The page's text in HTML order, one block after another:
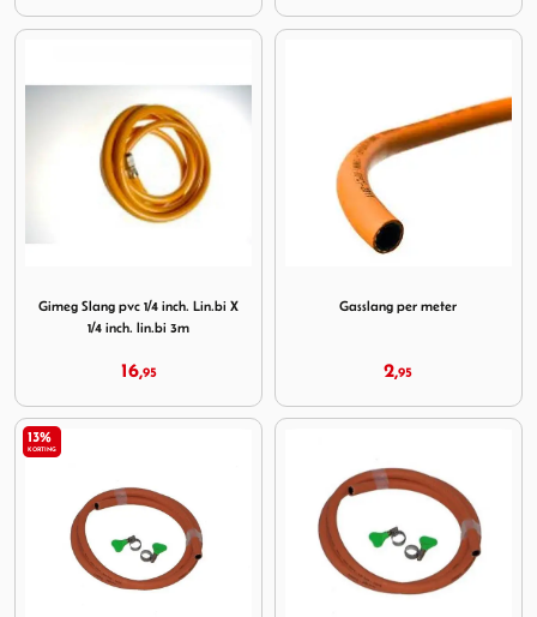
Gimeg Slang pvc 1/4 inch. Lin.bi X
1/4 inch. lin.bi 3m
16,95
Gasslang per meter
2,95
13%
KORTING